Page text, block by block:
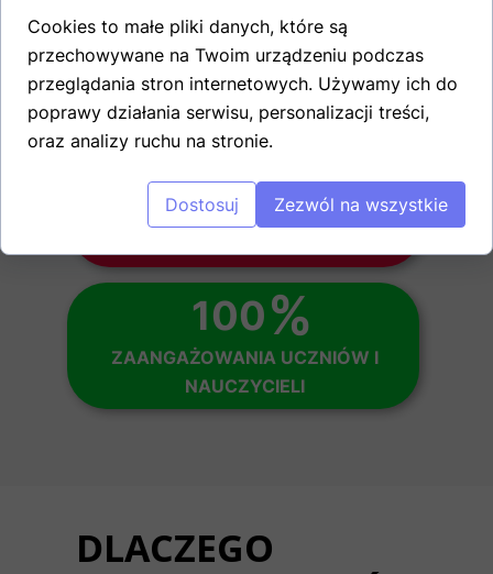
WYDARZEŃ SZKOLNYCH ROCZNIE
ZAANGAŻOWANIA UCZNIÓW I
NAUCZYCIELI
+
60
%
100
LAT FUNKCJONOWANIA SZKOŁY
55
DLACZEGO
Cookies to małe pliki danych, które są
przechowywane na Twoim urządzeniu podczas
przeglądania stron internetowych. Używamy ich do
poprawy działania serwisu, personalizacji treści,
oraz analizy ruchu na stronie.
Dostosuj Zezwól na wszystkie